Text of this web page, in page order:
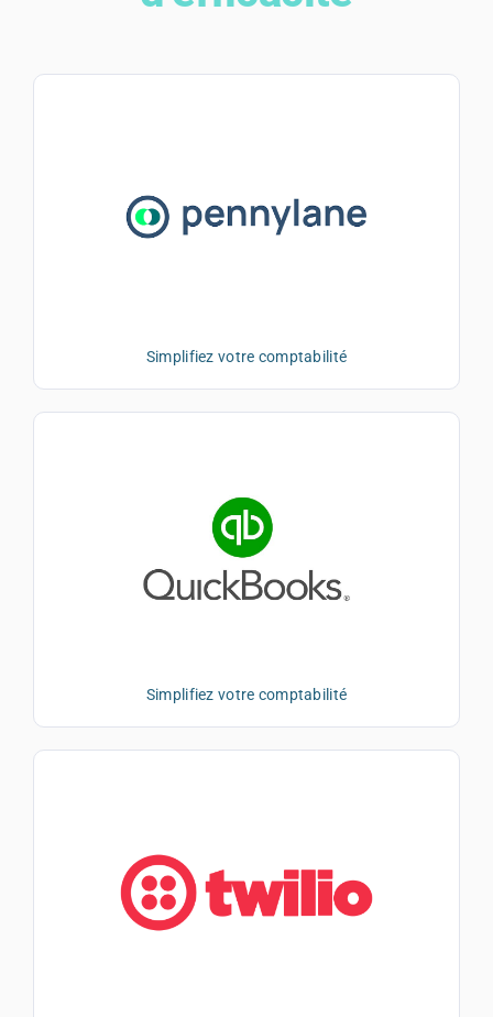
Simplifiez votre comptabilité
Simplifiez votre comptabilité